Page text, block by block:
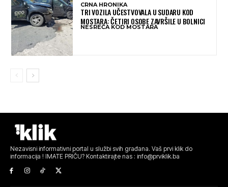
CRNA HRONIKA
TRI VOZILA UČESTVOVALA U SUDARU KOD
MOSTARA: ČETIRI OSOBE ZAVRŠILE U BOLNICI
NESREĆA KOD MOSTARA
Nezavisni informativni portal u službi svih građana. Vaš prvi klik do
informacija ! IMATE PRIČU? Kontaktirajte nas : info@prviklik.ba